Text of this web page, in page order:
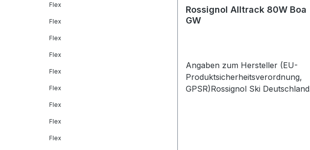
Flex
Flex
Flex
Flex
Flex
Flex
Flex
Flex
Flex
Rossignol Alltrack 80W Boa
GW
Angaben zum Hersteller (EU-
Produktsicherheitsverordnung,
GPSR)Rossignol Ski Deutschland